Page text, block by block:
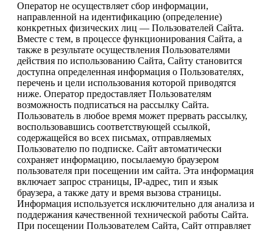
Оператор не осуществляет сбор информации,
направленной на идентификацию (определение)
конкретных физических лиц — Пользователей Сайта.
Вместе с тем, в процессе функционирования Сайта, а
также в результате осуществления Пользователями
действия по использованию Сайта, Сайту становится
доступна определенная информация о Пользователях,
перечень и цели использования которой приводятся
ниже. Оператор предоставляет Пользователям
возможность подписаться на рассылку Сайта.
Пользователь в любое время может прервать рассылку,
воспользовавшись соответствующей ссылкой,
содержащейся во всех письмах, отправляемых
Пользователю по подписке. Сайт автоматически
сохраняет информацию, посылаемую браузером
пользователя при посещении им сайта. Эта информация
включает запрос страницы, IP-адрес, тип и язык
браузера, а также дату и время вызова страницы.
Информация используется исключительно для анализа и
поддержания качественной технической работы Сайта.
При посещении Пользователем Сайта, Сайт отправляет